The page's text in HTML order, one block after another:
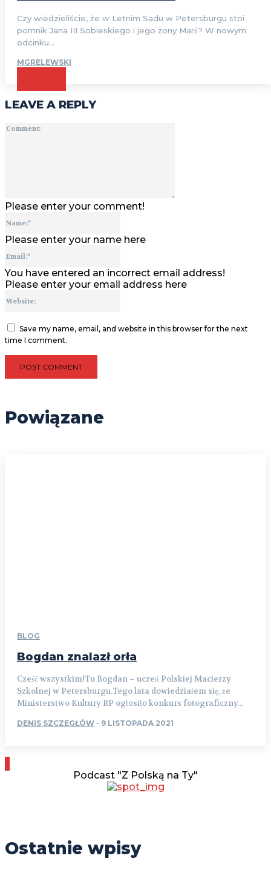
Czy wiedzieliście, że w Letnim Sadu w Petersburgu stoi
pomnik Jana III Sobieskiego i jego żony Marii? W nowym
odcinku...
MGRELEWSKI
LEAVE A REPLY
Please enter your comment!
Please enter your name here
You have entered an incorrect email address!
Please enter your email address here
Save my name, email, and website in this browser for the next
time I comment.
Powiązane
BLOG
Bogdan znalazł orła
Cześć wszystkim!Tu Bogdan – uczeń Polskiej Macierzy
Szkolnej w Petersburgu.Tego lata dowiedziałem się, że
Ministerstwo Kultury RP ogłosiło konkurs fotograficzny...
DENIS SZCZEGŁÓW - 9 LISTOPADA 2021
Podcast "Z Polską na Ty"
Ostatnie wpisy